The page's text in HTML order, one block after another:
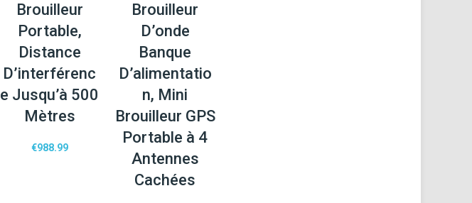
Brouilleur
Portable,
Distance
D’interférenc
e Jusqu’à 500
Mètres
€988.99
Brouilleur
D’onde
Banque
D’alimentatio
n, Mini
Brouilleur GPS
Portable à 4
Antennes
Cachées